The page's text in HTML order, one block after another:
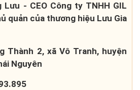
Lưu - CEO Công ty TNHH GIL
quản của thương hiệu Lưu Gia
Thành 2, xã Vô Tranh, huyện
Nguyên